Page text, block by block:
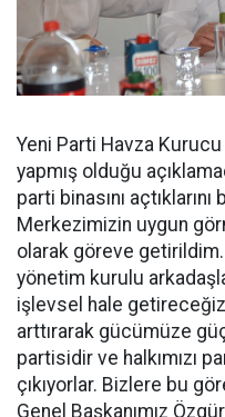
Yeni Parti Havza
yapmış olduğu
parti binasını
Merkezimizin uygun
olarak göreve getirildim.
yönetim kurulu
işlevsel hale
arttırarak gücümüze
partisidir ve halkımızı
çıkıyorlar. Bizlere bu
Genel Başkanımız